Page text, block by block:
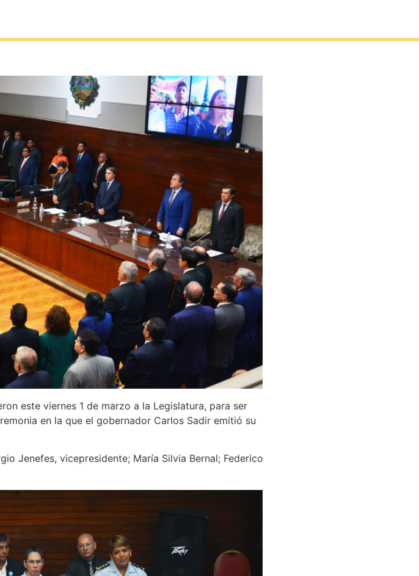
este viernes 1 de marzo a la Legislatura, para ser
en la que el gobernador Carlos Sadir emitió su
Jenefes, vicepresidente; María Silvia Bernal; Federico